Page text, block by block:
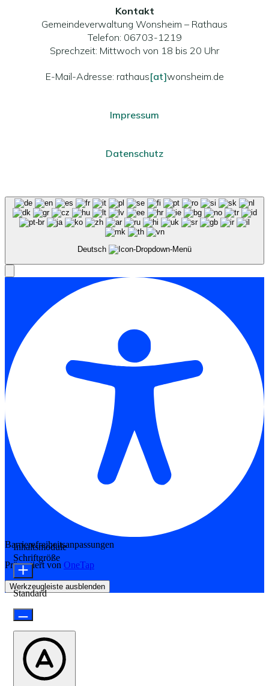
Kontakt
Gemeindeverwaltung Wonsheim – Rathaus
Telefon: 06703-1219
Sprechzeit: Mittwoch von 18 bis 20 Uhr
E-Mail-Adresse: rathaus[at]wonsheim.de
Impressum
Datenschutz
Deutsch
Barrierefreiheitsanpassungen
Präsentiert von OneTap
Werkzeugleiste ausblenden
Inhaltsmodule
Schriftgröße
Standard